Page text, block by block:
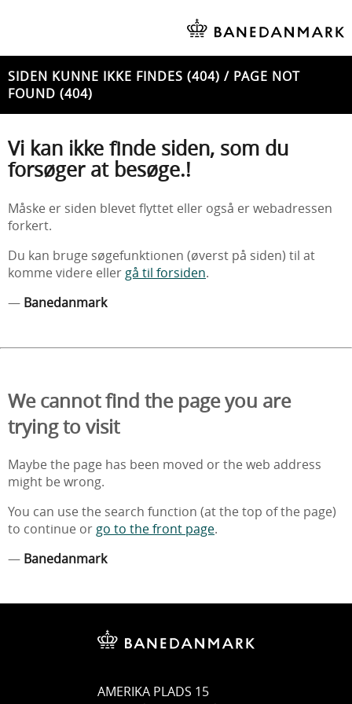
SIDEN KUNNE IKKE FINDES (404) / PAGE NOT
FOUND (404)
Vi kan ikke finde siden, som du
forsøger at besøge.!
Måske er siden blevet flyttet eller også er webadressen
forkert.
Du kan bruge søgefunktionen (øverst på siden) til at
komme videre eller gå til forsiden.
— Banedanmark
We cannot find the page you are
trying to visit
Maybe the page has been moved or the web address
might be wrong.
You can use the search function (at the top of the page)
to continue or go to the front page.
— Banedanmark
AMERIKA PLADS 15